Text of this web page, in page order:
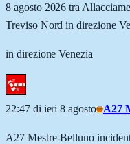
8 agosto 2026 tra
Treviso Nord in direzione
in direzione Venezia
22:47 di ieri 8 agosto A27
A27 Mestre-Belluno